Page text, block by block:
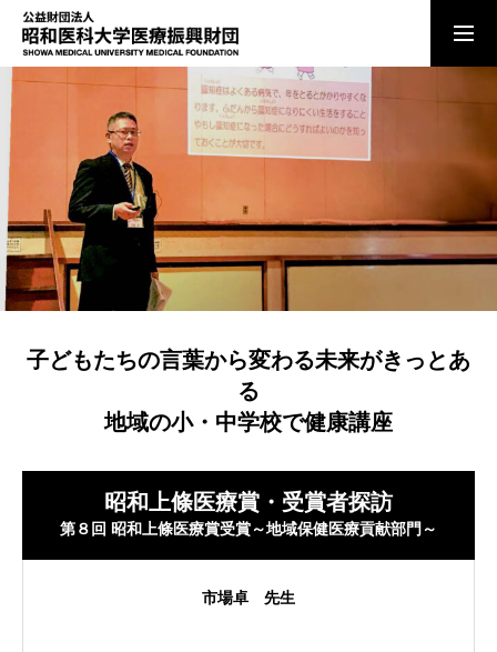
ご寄付のお願い
お知らせ
理事長あいさつ
法人の概要
子どもたちの言葉から変わる未来がきっとあ
る
地域の小・中学校で健康講座
昭和上條医療賞・受賞者探訪
第８回 昭和上條医療賞受賞～地域保健医療貢献部門～
市場卓 先生